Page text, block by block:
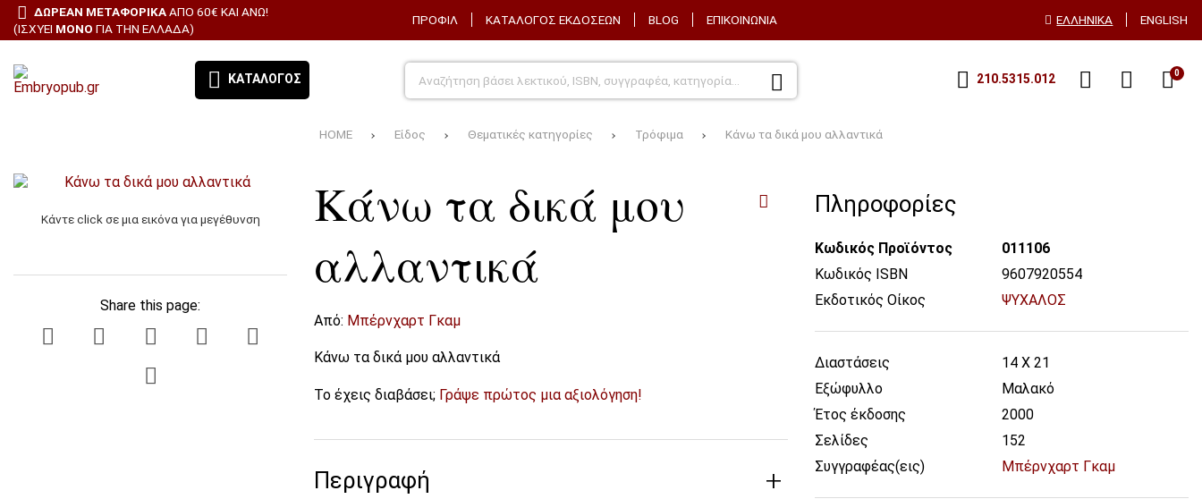
ΔΩΡΕΑΝ ΜΕΤΑΦΟΡΙΚΑΑΠΌ 60€ ΚΑΙ ΆΝΩ!
(ΙΣΧΎΕΙ ΜΌΝΟ ΓΙΑ ΤΗΝ ΕΛΛΆΔΑ)
ΠΡΟΦΊΛ ΚΑΤΆΛΟΓΟΣ ΕΚΔΌΣΕΩΝ BLOG ΕΠΙΚΟΙΝΩΝΊΑ ΕΛΛΗΝΙΚΆ ENGLISH
ΚΑΤΆΛΟΓΟΣ 210.5315.012 0
HOME Είδος Θεματικές κατηγορίες Τρόφιμα Κάνω τα δικά μου αλλαντικά
Κάντε click σε μια εικόνα για μεγέθυνση
Share this page:
Κάνω τα δικά μου
αλλαντικά
Από: Μπέρνχαρτ Γκαμ
Κάνω τα δικά μου αλλαντικά
Το έχεις διαβάσει; Γράψε πρώτος μια αξιολόγηση!
Περιγραφή
Πληροφορίες
Κωδικός Προϊόντος
011106
Κωδικός ISBN
9607920554
Εκδοτικός Οίκος
ΨΥΧΑΛΟΣ
Διαστάσεις
14 X 21
Εξώφυλλο
Μαλακό
Έτος έκδοσης
2000
Σελίδες
152
Συγγραφέας(εις)
Μπέρνχαρτ Γκαμ